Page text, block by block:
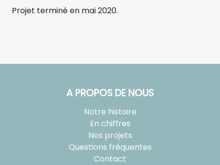
Projet terminé en mai 2020.
A PROPOS DE NOUS
Notre histoire
En chiffres
Nos projets
Questions fréquentes
Contact